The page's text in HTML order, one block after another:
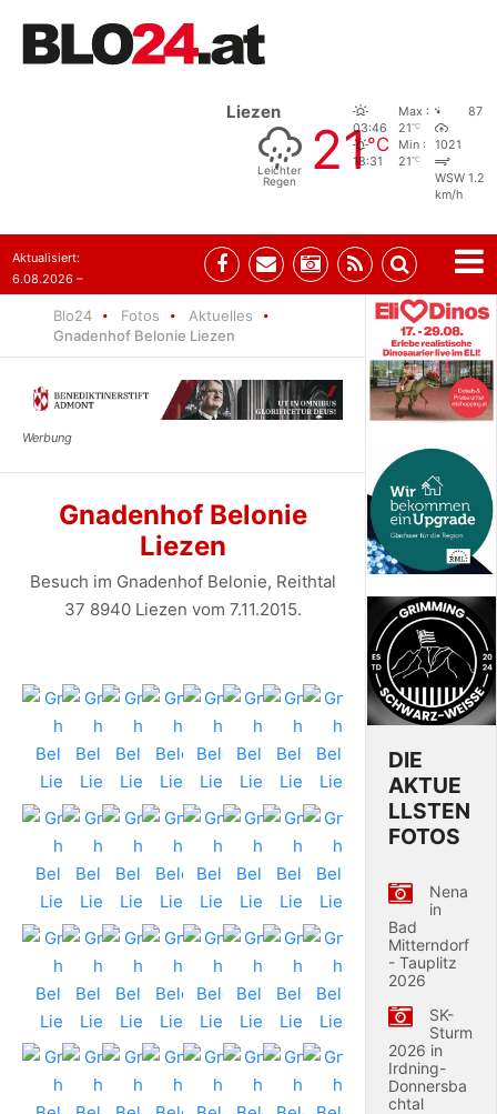
Liezen
Leichter
Regen
21°C
03:46
18:31
Max :
21°C
Min :
21°C
87
1021
WSW 1.2
km/h
Aktualisiert:
6.08.2026 –
Blo24 Fotos
Aktuelles
Gnadenhof Belonie Liezen
Gnadenhof Belonie
Liezen
Besuch im Gnadenhof Belonie, Reithtal
37 8940 Liezen vom 7.11.2015.
DIE
AKTUE
LLSTEN
FOTOS
Nena
in
Bad
Mitterndorf
- Tauplitz
2026
SK-
Sturm
2026 in
Irdning-
Donnersba
chtal